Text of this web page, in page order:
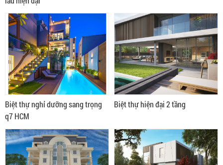
Biệt thự nghỉ dưỡng sang trọng
q7 HCM
Biệt thự hiện đại 2 tầng